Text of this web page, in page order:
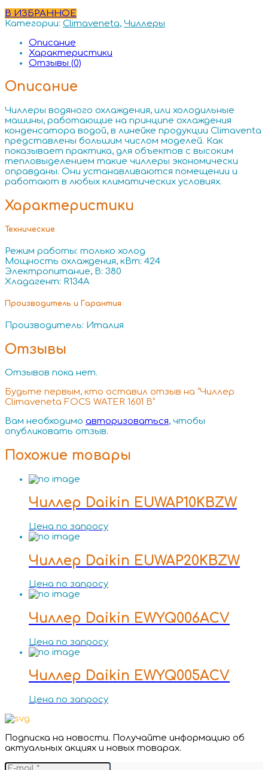
В ИЗБРАННОЕ
Категории: Climaveneta, Чиллеры
Описание
Характеристики
Отзывы (0)
Описание
Чиллеры водяного охлаждения, или холодильные
машины, работающие на принципе охлаждения
конденсатора водой, в линейке продукции Climaventa
представлены большим числом моделей. Как
показывает практика, для объектов с высоким
тепловыделением такие чиллеры экономически
оправданы. Они устанавливаются помещении и
работают в любых климатических условиях.
Характеристики
Технические
Режим работы: только холод
Мощность охлаждения, кВт: 424
Электропитание, В: 380
Хладагент: R134A
Производитель и Гарантия
Производитель: Италия
Отзывы
Отзывов пока нет.
Будьте первым, кто оставил отзыв на “Чиллер
Climaveneta FOCS WATER 1601 B”
Вам необходимо авторизоваться, чтобы
опубликовать отзыв.
Похожие товары
Чиллер Daikin EUWAP10KBZW
Цена по запросу
Чиллер Daikin EUWAP20KBZW
Цена по запросу
Чиллер Daikin EWYQ006ACV
Цена по запросу
Чиллер Daikin EWYQ005ACV
Цена по запросу
Подписка на новости. Получайте информацию об
актуальных акциях и новых товарах.